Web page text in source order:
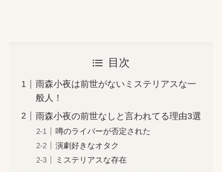
渚トラウトの前世は音沼ロノエほぼ確！ラップ
やAPEXの実力が一致
目次
雨森小夜は前世がないミステリアスな一
般人！
雨森小夜の前世なしと言われてる理由3選
噂のライバーが否定された
演劇好きなオタク
ミステリアスな存在